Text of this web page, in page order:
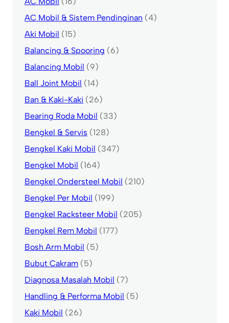
AC Mobil & Sistem Pendinginan (4)
Aki Mobil (15)
Balancing & Spooring (6)
Balancing Mobil (9)
Ball Joint Mobil (14)
Ban & Kaki-Kaki (26)
Bearing Roda Mobil (33)
Bengkel & Servis (128)
Bengkel Kaki Mobil (347)
Bengkel Mobil (164)
Bengkel Ondersteel Mobil (210)
Bengkel Per Mobil (199)
Bengkel Racksteer Mobil (205)
Bengkel Rem Mobil (177)
Bosh Arm Mobil (5)
Bubut Cakram (5)
Diagnosa Masalah Mobil (7)
Handling & Performa Mobil (5)
Kaki Mobil (26)